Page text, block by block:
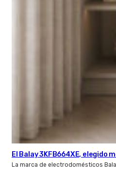
El Balay 3KFB664XE,
La marca de electrodomésticos